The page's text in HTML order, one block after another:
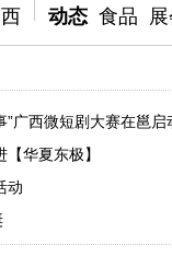
动态 食品
”广西微短剧大赛在邕启
华夏东极】
动